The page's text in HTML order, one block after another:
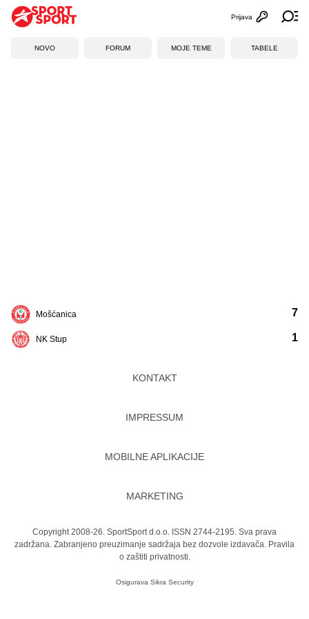
Otvori
Prijava
NOVO FORUM MOJE TEME TABELE
Mošćanica
NK Stup
7
1
KONTAKT
IMPRESSUM
MOBILNE APLIKACIJE
MARKETING
Copyright 2008-26. SportSport d.o.o. ISSN 2744-2195. Sva prava
zadržana. Zabranjeno preuzimanje sadržaja bez dozvole izdavača. Pravila
o zaštiti privatnosti.
Osigurava Sikra Security